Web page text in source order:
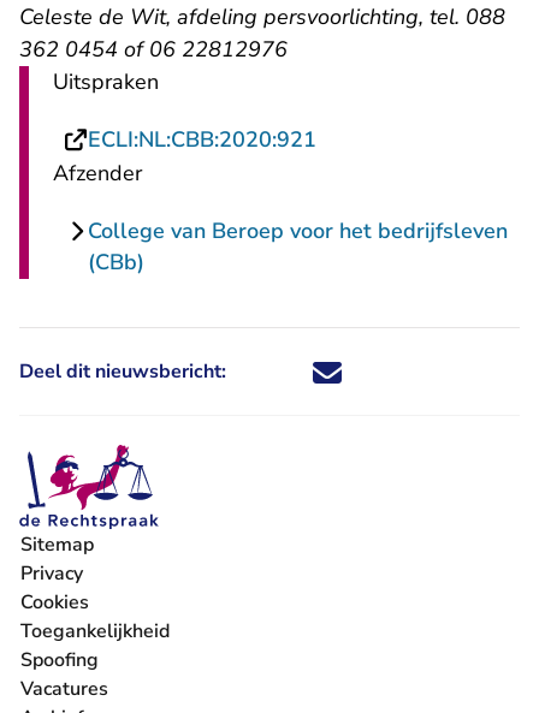
Celeste de Wit, afdeling persvoorlichting, tel. 088
362 0454 of 06 22812976
Uitspraken
ECLI:NL:CBB:2020:921
Afzender
College van Beroep voor het bedrijfsleven
(CBb)
Deel dit nieuwsbericht: Deel dit nieuwsbericht via X -
Deel dit nieuwsbericht via
Deel dit nieuwsbericht
Deel dit
Sitemap
Privacy
Cookies
Toegankelijkheid
Spoofing
Vacatures
- U verlaat Rechtspraak.nl